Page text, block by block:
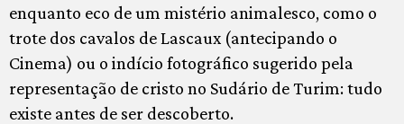
enquanto eco de um mistério animalesco, como o
trote dos cavalos de Lascaux (antecipando o
Cinema) ou o indício fotográfico sugerido pela
representação de cristo no Sudário de Turim: tudo
existe antes de ser descoberto.